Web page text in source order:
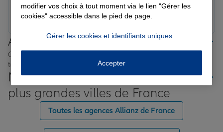
Prendre un RDV Voir l'agence
Allianz proche de chez vous
Où que vous soyez en France, nos agences Allianz sont
toujours près de chez vous.
Nos offres d'assurance dans les
plus grandes villes de France
Toutes les agences Allianz de France
modifier vos choix à tout moment via le lien "Gérer les
cookies" accessible dans le pied de page.
Gérer les cookies et identifiants uniques
Accepter